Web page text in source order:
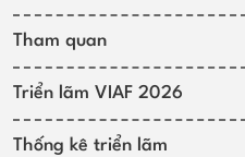
Tham quan
Triển lãm VIAF 2026
Thống kê triển lãm